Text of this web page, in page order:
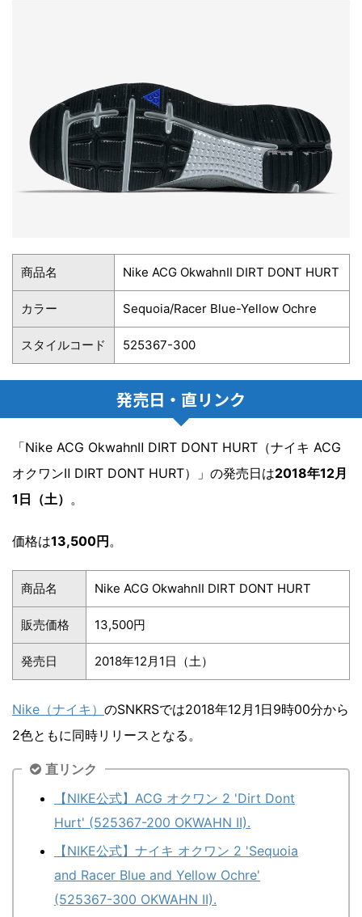
商品名 Nike ACG OkwahnⅡ DIRT DONT HURT
カラー Sequoia/Racer Blue-Yellow Ochre
スタイルコード 525367-300
発売日・直リンク
「Nike ACG OkwahnⅡ DIRT DONT HURT（ナイキ ACG
オクワンⅡ DIRT DONT HURT）」の発売日は2018年12月
1日（土） 。
価格は13,500円 。
商品名 Nike ACG OkwahnⅡ DIRT DONT HURT
販売価格 13,500円
発売日 2018年12月1日（土）
Nike（ナイキ） のSNKRSでは2018年12月1日9時00分から
2色ともに同時リリースとなる。
直リンク
【NIKE公式】ACG オクワン 2 'Dirt Dont
Hurt' (525367-200 OKWAHN II).
【NIKE公式】ナイキ オクワン 2 'Sequoia
and Racer Blue and Yellow Ochre'
(525367-300 OKWAHN II).